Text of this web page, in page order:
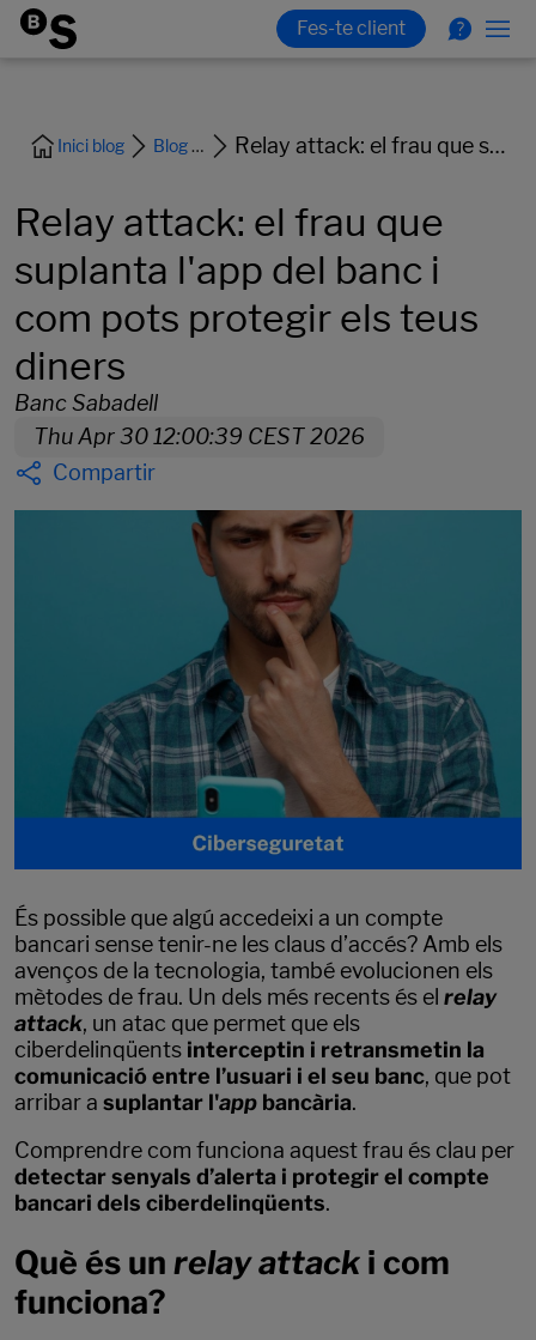
Inici blog Blog Ciberseguretat Relay attack: el frau que suplanta l'app del banc i com pots protegir els teus diners
Relay attack: el frau que
suplanta l'app del banc i
com pots protegir els teus
diners
Banc Sabadell
Thu Apr 30 12:00:39 CEST 2026
Compartir
És possible que algú accedeixi a un compte
bancari sense tenir-ne les claus d’accés? Amb els
avenços de la tecnologia, també evolucionen els
mètodes de frau. Un dels més recents és el relay
attack, un atac que permet que els
ciberdelinqüents interceptin i retransmetin la
comunicació entre l’usuari i el seu banc, que pot
arribar a suplantar l'app bancària.
Comprendre com funciona aquest frau és clau per
detectar senyals d’alerta i protegir el compte
bancari dels ciberdelinqüents.
Què és un relay attack i com
funciona?